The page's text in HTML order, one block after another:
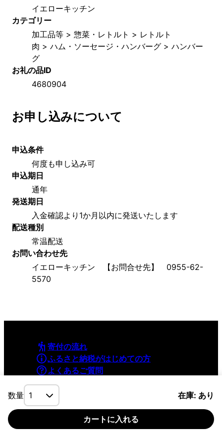
数量 在庫: あり
カートに入れる
イエローキッチン
カテゴリー
加工品等 > 惣菜・レトルト > レトルト
肉 > ハム・ソーセージ・ハンバーグ > ハンバー
グ
お礼の品ID
4680904
お申し込みについて
申込条件
何度も申し込み可
申込期日
通年
発送期日
入金確認より1か月以内に発送いたします
配送種別
常温配送
お問い合わせ先
イエローキッチン　【お問合せ先】　0955-62-
5570
寄付の流れ
ふるさと納税がはじめての方
よくあるご質問
利用規約
プライバシーポリシー
©YAMAPInc. ALL RIGHTS RESERVED.